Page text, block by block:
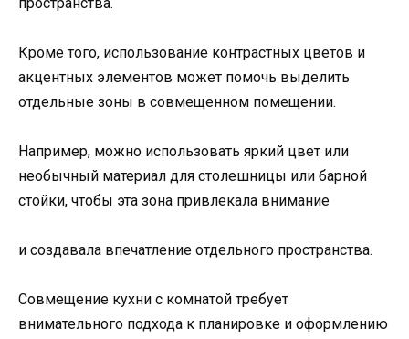
Кроме того, использование контрастных цветов и
акцентных элементов может помочь выделить
отдельные зоны в совмещенном помещении.
Например, можно использовать яркий цвет или
необычный материал для столешницы или барной
стойки, чтобы эта зона привлекала внимание
и создавала впечатление отдельного пространства.
Совмещение кухни с комнатой требует
внимательного подхода к планировке и оформлению